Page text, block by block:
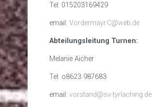
Tel: 015203169429
email: Vordermayr.C@web.de
Abteilungsleitung Turnen:
Melanie Aicher
Tel: o8623 987683
email: vorstand@sv-tyrlaching.de